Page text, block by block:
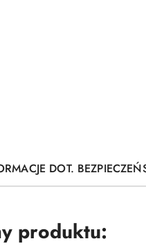
DOT.
produktu: